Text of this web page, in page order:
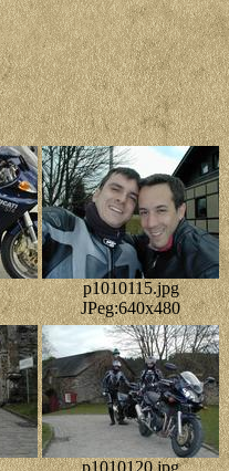
p1010115.jpg
JPeg:640x480
p1010120.jpg